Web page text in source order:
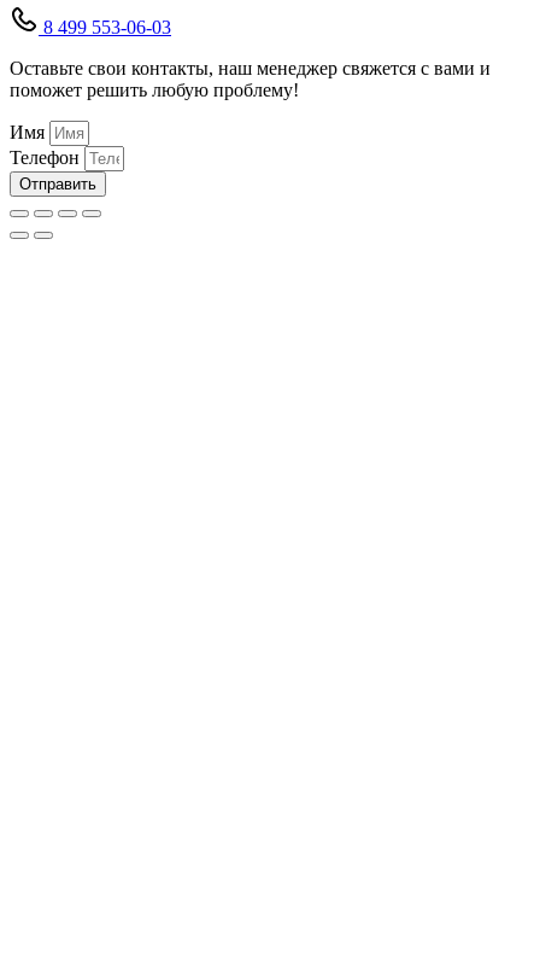
8 499 553-06-03
Оставьте свои контакты, наш менеджер свяжется с вами и
поможет решить любую проблему!
Имя
Телефон
Отправить